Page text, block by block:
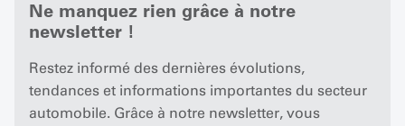
Ne manquez rien grâce à notre
newsletter !
Restez informé des dernières évolutions,
tendances et informations importantes du secteur
automobile. Grâce à notre newsletter, vous